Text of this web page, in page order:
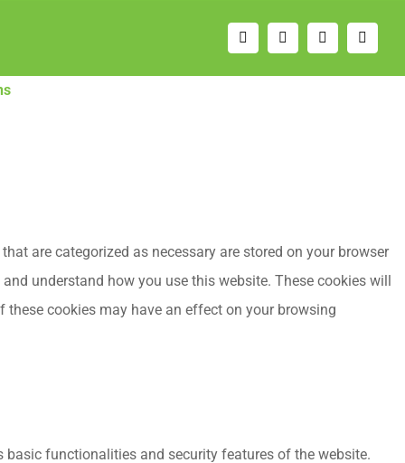
Email InstagramFacebook
are categorized as necessary are stored on your browser
understand how you use this website. These cookies will
cookies may have an effect on your browsing
functionalities and security features of the website.